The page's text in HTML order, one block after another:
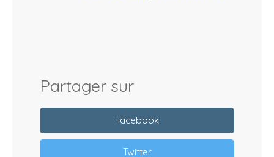
Partager sur
Facebook
Twitter